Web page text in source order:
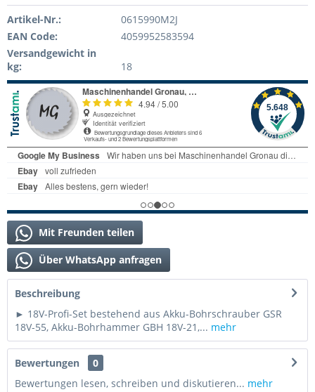
Artikel-Nr.:
0615990M2J
EAN Code:
4059952583594
Versandgewicht in
kg:
18
Mit Freunden teilen
Über WhatsApp anfragen
Beschreibung
► 18V-Profi-Set bestehend aus Akku-Bohrschrauber GSR
18V-55, Akku-Bohrhammer GBH 18V-21,... mehr
Bewertungen
0
Bewertungen lesen, schreiben und diskutieren... mehr